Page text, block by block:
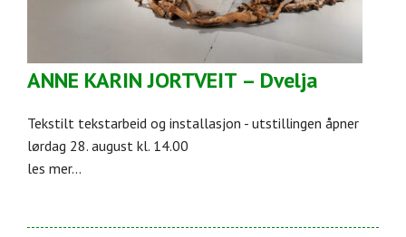
ANNE KARIN JORTVEIT – Dvelja
Tekstilt tekstarbeid og installasjon - utstillingen åpner
lørdag 28. august kl. 14.00
les mer...